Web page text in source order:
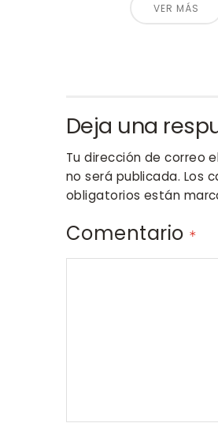
VER MÁS
Deja una
Tu dirección de correo
no será publicada. Los
obligatorios están
Comentario *